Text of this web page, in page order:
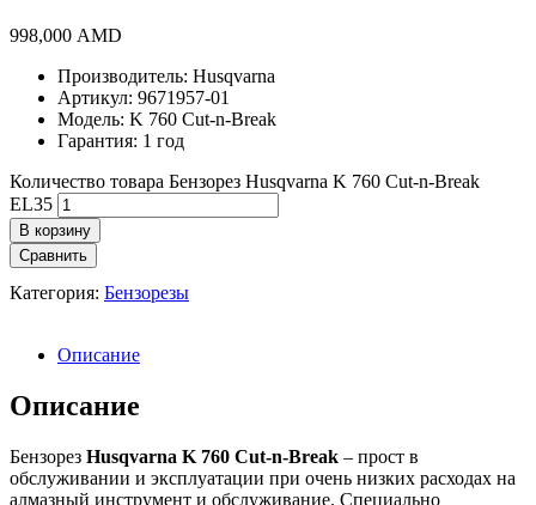
998,000 AMD
Производитель: Husqvarna
Артикул: 9671957-01
Модель: K 760 Cut-n-Break
Гарантия: 1 год
Количество товара Бензорез Husqvarna K 760 Cut-n-Break
EL35
В корзину
Сравнить
Категория: Бензорезы
Описание
Описание
Бензорез Husqvarna K 760 Cut-n-Break – прост в
обслуживании и эксплуатации при очень низких расходах на
алмазный инструмент и обслуживание. Специально